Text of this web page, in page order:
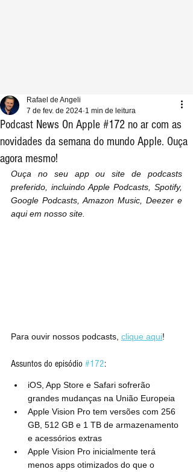
Podcast News On Apple #172 no ar com as
novidades da semana do mundo Apple. Ouça
agora mesmo!
Rafael de Angeli
7 de fev. de 2024 1 min de leitura
Ouça no seu app ou site de podcasts
preferido, incluindo Apple Podcasts, Spotify,
Google Podcasts, Amazon Music, Deezer e
aqui em nosso site.
Para ouvir nossos podcasts, clique aqui!
Assuntos do episódio #172:
iOS, App Store e Safari sofrerão
grandes mudanças na União Europeia
Apple Vision Pro tem versões com 256
GB, 512 GB e 1 TB de armazenamento
e acessórios extras
Apple Vision Pro inicialmente terá
menos apps otimizados do que o